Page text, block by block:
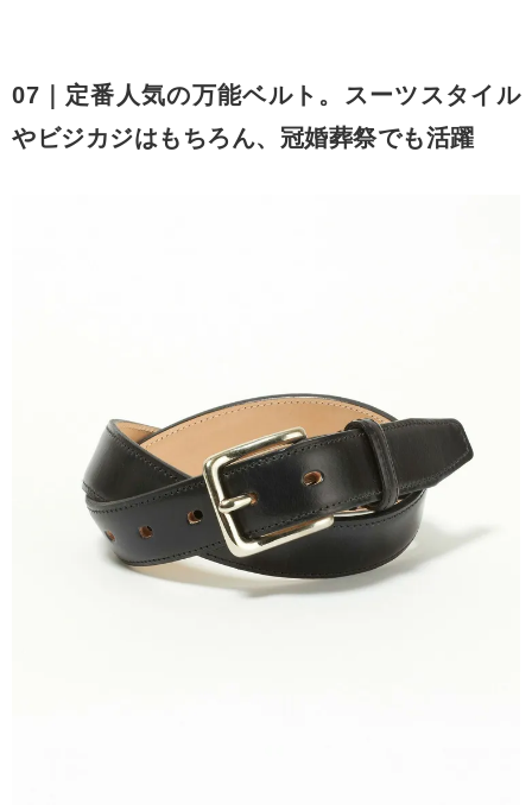
07｜定番人気の万能ベルト。スーツスタイル
やビジカジはもちろん、冠婚葬祭でも活躍